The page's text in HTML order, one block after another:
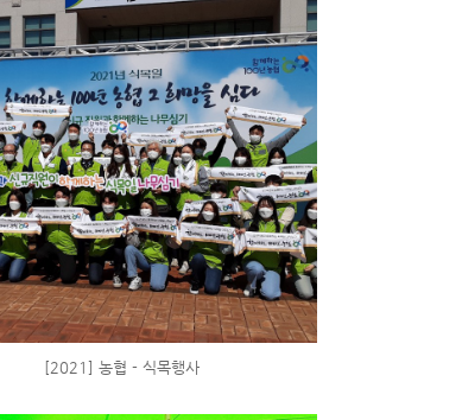
[2021] 농협 - 식목행사